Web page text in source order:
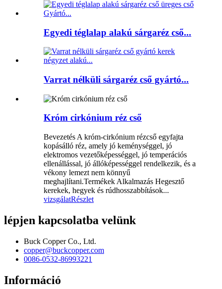
Egyedi téglalap alakú sárgaréz cső...
Varrat nélküli sárgaréz cső gyártó...
Króm cirkónium réz cső
Bevezetés A króm-cirkónium rézcső egyfajta
kopásálló réz, amely jó keménységgel, jó
elektromos vezetőképességgel, jó temperációs
ellenállással, jó állóképességgel rendelkezik, és a
vékony lemezt nem könnyű
meghajlítani.Termékek Alkalmazás Hegesztő
kerekek, hegyek és rúdhosszabbítások...
vizsgálatRészlet
lépjen kapcsolatba velünk
Buck Copper Co., Ltd.
copper@buckcopper.com
0086-0532-86993221
Információ